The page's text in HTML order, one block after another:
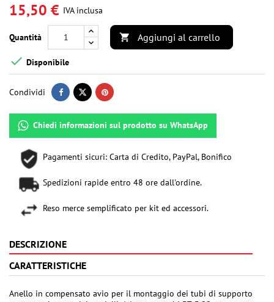
15,50 € IVA inclusa
Quantità  Aggiungi al carrello
 Disponibile
Condividi
Chiedi informazioni sul prodotto su WhatsApp
Pagamenti sicuri: Carta di Credito, PayPal, Bonifico
Spedizioni rapide entro 48 ore dall'ordine.
Reso merce semplificato per kit ed accessori.
DESCRIZIONE
CARATTERISTICHE
Anello in compensato avio per il montaggio dei tubi di supporto